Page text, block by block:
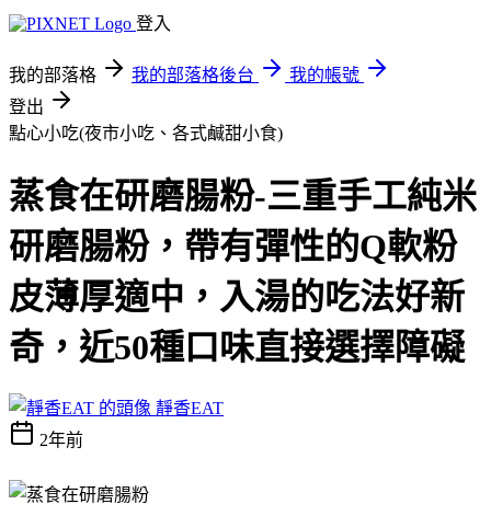
登入
我的部落格 我的部落格後台
我的帳號
登出
點心小吃(夜市小吃、各式鹹甜小食)
蒸食在研磨腸粉-三重手工純米
研磨腸粉，帶有彈性的Q軟粉
皮薄厚適中，入湯的吃法好新
奇，近50種口味直接選擇障礙
靜香EAT
2年前